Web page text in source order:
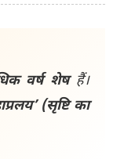
वर्ष शेषहैं।
(सृष्टि का